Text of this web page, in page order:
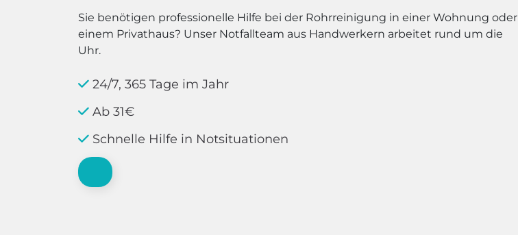
Sie benötigen professionelle Hilfe bei der Rohrreinigung in einer Wohnung oder
einem Privathaus? Unser Notfallteam aus Handwerkern arbeitet rund um die
Uhr.
24/7, 365 Tage im Jahr
Ab 31€
Schnelle Hilfe in Notsituationen